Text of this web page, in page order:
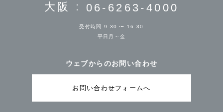
大阪 : 06-6263-4000
受付時間 9:30 〜 16:30
平日月～金
ウェブからのお問い合わせ
お問い合わせフォームへ